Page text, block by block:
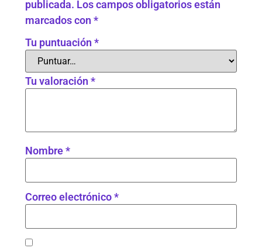
publicada. Los campos obligatorios están
marcados con*
Tu puntuación*
Tu valoración*
Nombre*
Correo electrónico*